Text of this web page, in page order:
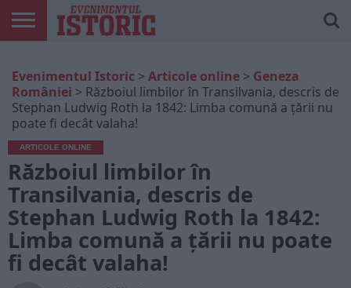
ONLINE
EDIȚII
TIPĂRITE
ISTORIC
PLAY
CONTUL
MEU
Evenimentul Istoric > Articole online > Geneza
României > Războiul limbilor în Transilvania, descris de
Stephan Ludwig Roth la 1842: Limba comună a țării nu
poate fi decât valaha!
ARTICOLE ONLINE
Războiul limbilor în
Transilvania, descris de
Stephan Ludwig Roth la 1842:
Limba comună a țării nu poate
fi decât valaha!